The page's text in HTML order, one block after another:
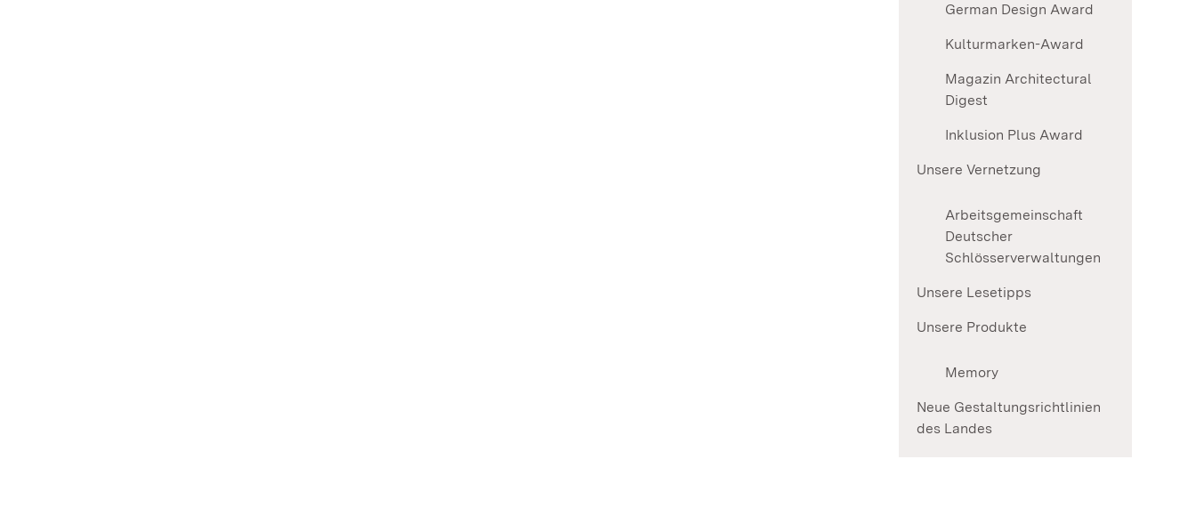
German Design Award
Kulturmarken-Award
Magazin Architectural
Digest
Inklusion Plus Award
Unsere Vernetzung
Arbeitsgemeinschaft
Deutscher
Schlösserverwaltungen
Unsere Lesetipps
Unsere Produkte
Memory
Neue Gestaltungsrichtlinien
des Landes